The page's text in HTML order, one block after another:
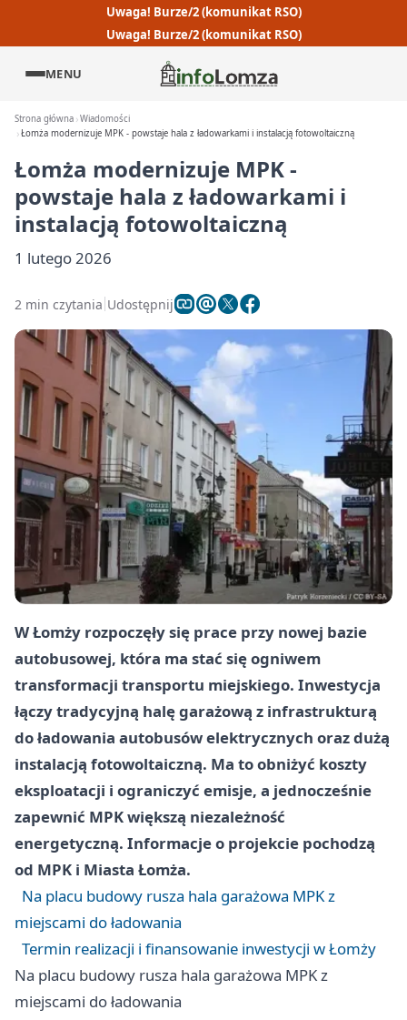
Uwaga! Burze/2 (komunikat RSO)
Uwaga! Burze/2 (komunikat RSO)
MENU
Strona główna Wiadomości
Łomża modernizuje MPK - powstaje hala z ładowarkami i instalacją fotowoltaiczną
Łomża modernizuje MPK -
powstaje hala z ładowarkami i
instalacją fotowoltaiczną
1 lutego 2026
2 min czytania Udostępnij
W Łomży rozpoczęły się prace przy nowej bazie
autobusowej, która ma stać się ogniwem
transformacji transportu miejskiego. Inwestycja
łączy tradycyjną halę garażową z infrastrukturą
do ładowania autobusów elektrycznych oraz dużą
instalacją fotowoltaiczną. Ma to obniżyć koszty
eksploatacji i ograniczyć emisje, a jednocześnie
zapewnić MPK większą niezależność
energetyczną. Informacje o projekcie pochodzą
od MPK i Miasta Łomża.
Na placu budowy rusza hala garażowa MPK z
miejscami do ładowania
Termin realizacji i finansowanie inwestycji w Łomży
Na placu budowy rusza hala garażowa MPK z
miejscami do ładowania